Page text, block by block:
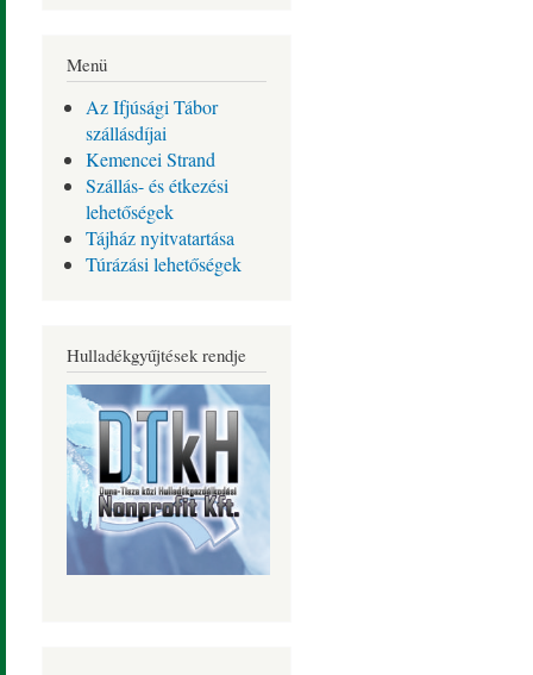
Menü
Az Ifjúsági Tábor
szállásdíjai
Kemencei Strand
Szállás- és étkezési
lehetőségek
Tájház nyitvatartása
Túrázási lehetőségek
Hulladékgyűjtések rendje